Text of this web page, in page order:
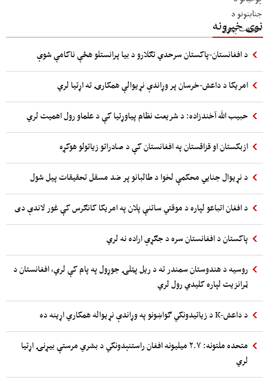
نوی خبرونه
د افغانستان-پاکستان سرحدي تګلارو د بیا پرانستلو هڅې ناکامې شوې
امریکا د داعش-خرسان پر وړاندې نړیوالې همکارۍ ته اړتیا لري
حبیب الله آخندزاده: د شریعت نظام پیاوړتیا کې د علماو رول اهمیت لري
ازبکستان او قزاقستان په افغانستان کې د صادراتو زیاتولو هوکړه
د نړیوال جنایي محکمې لخوا د طالبانو پر ضد مسقل تحقیقات پیل شول
د افغان اتباعو لپاره د موقتي ساتنې پلان په امریکا کانګرس کې غور لاندې دی
پاکستان د افغانستان سره د جګړې اراده نه لري
روسیه د هندوستان سمندر ته د ریل پټلۍ جوړول په پام کې لري، افغانستان د
ټرانزیت لپاره کلیدي رول لري
د داعش-K د زیاتیدونکي ګواښونو په وړاندې نړیواله همکاري اړینه ده
متحده ملتونه: ۲.۷ میلیونه افغان راستنېدونکي د بشري مرستې بیړنۍ اړتیا
لري